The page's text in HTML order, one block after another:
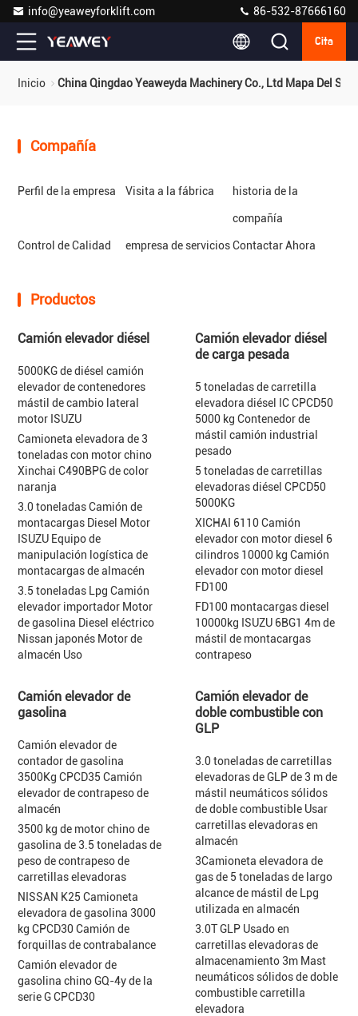
info@yeaweyforklift.com 86-532-87666160
Cita
Inicio China Qingdao Yeaweyda Machinery Co., Ltd Mapa Del
Compañía
Perfil de la empresa Visita a la fábrica historia de la
compañía
Control de Calidad empresa de servicios Contactar Ahora
Productos
Camión elevador diésel
5000KG de diésel camión
elevador de contenedores
mástil de cambio lateral
motor ISUZU
Camioneta elevadora de 3
toneladas con motor chino
Xinchai C490BPG de color
naranja
3.0 toneladas Camión de
montacargas Diesel Motor
ISUZU Equipo de
manipulación logística de
montacargas de almacén
3.5 toneladas Lpg Camión
elevador importador Motor
de gasolina Diesel eléctrico
Nissan japonés Motor de
almacén Uso
Camión elevador diésel
de carga pesada
5 toneladas de carretilla
elevadora diésel IC CPCD50
5000 kg Contenedor de
mástil camión industrial
pesado
5 toneladas de carretillas
elevadoras diésel CPCD50
5000KG
XICHAI 6110 Camión
elevador con motor diesel 6
cilindros 10000 kg Camión
elevador con motor diesel
FD100
FD100 montacargas diesel
10000kg ISUZU 6BG1 4m de
mástil de montacargas
contrapeso
Camión elevador de
gasolina
Camión elevador de
contador de gasolina
3500Kg CPCD35 Camión
elevador de contrapeso de
almacén
3500 kg de motor chino de
gasolina de 3.5 toneladas de
peso de contrapeso de
carretillas elevadoras
NISSAN K25 Camioneta
elevadora de gasolina 3000
kg CPCD30 Camión de
forquillas de contrabalance
Camión elevador de
gasolina chino GQ-4y de la
serie G CPCD30
Camión elevador de
doble combustible con
GLP
3.0 toneladas de carretillas
elevadoras de GLP de 3 m de
mástil neumáticos sólidos
de doble combustible Usar
carretillas elevadoras en
almacén
3Camioneta elevadora de
gas de 5 toneladas de largo
alcance de mástil de Lpg
utilizada en almacén
3.0T GLP Usado en
carretillas elevadoras de
almacenamiento 3m Mast
neumáticos sólidos de doble
combustible carretilla
elevadora